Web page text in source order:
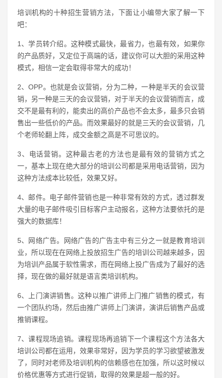
培训机构的十种招生营销方法，下面让小编带大家了解一下
吧：
1、学员转介绍。这种模式最快，最省力，也最有效，如果你
的产品质好，又定位于高端的话，建议你可以大胆的采用这种
模式，相信一定会取得非常大的成功！
2、OPP。也就是会议营销，分为二种，一种是半天的会议营
销，另一种是三天的会议营销，对于半天的会议营销而言，成
交不是最有利的，能卖出的高价产品也不会太多，最多只会销
售出一些低价的产品。而效果最好的就是三天的会议营销，几
个老师轮翻上阵，成交金额之高是不可思议的。
3、电话营销。这种最古老的方法也是最有效的营销方式之
一，基本上现在绝大部分的培训公司都是采用电话营销，因为
这种方法成本比较低，效果又好。
4、邮件。电子邮件营销也是一种非常有效的方式，透过群发
大量的电子邮件吸引目标客户主动报名，这种方法要依托的是
强大的数据库！
5、网络广告。网络广告的广告主中有三分之一就是教育培训
业，所以现在在网络上投放招生广告的培训公司越来越多，因
为培训产品属于软性需求，而在网络上投广告成为了最好的选
择，现在做的最好就是语言类培训机构。
6、上门演讲销售。这种以推广讲师上门推广销售的模式，有
一个团队约场，然后由推广讲师上门演讲，演讲后销售产品或
推销课程。
7、课程现场追销。课程现场再追销下一个课程这个方法各大
培训公司都在运用，效果非常好，因为学员的学习欲望被激发
了，同时对老师及培训机构的信赖感也在加强，所以这时候以
价格优惠等方式进行促销，取得的效果是超一般的好。